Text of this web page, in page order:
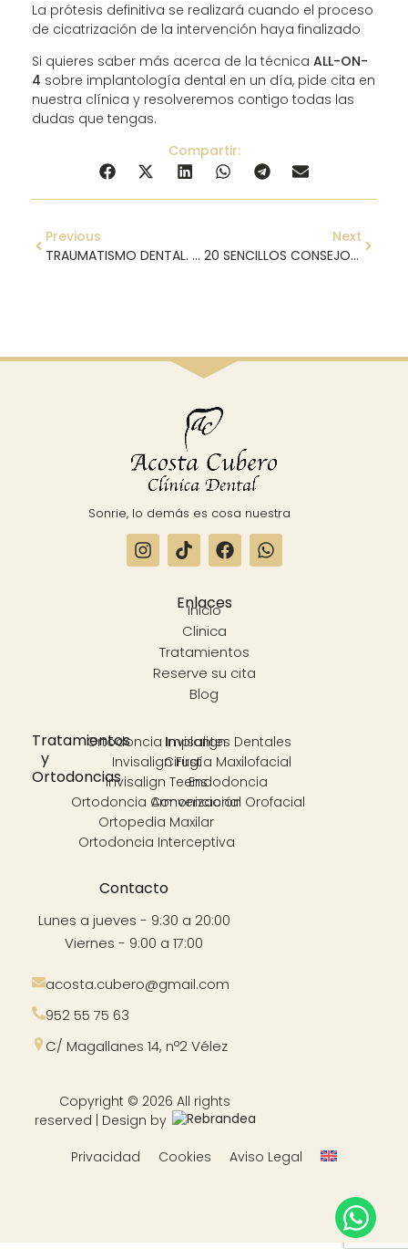
La prótesis definitiva se realizará cuando el proceso
de cicatrización de la intervención haya finalizado
Si quieres saber más acerca de la técnica ALL-ON-
4 sobre implantología dental en un día, pide cita en
nuestra clínica y resolveremos contigo todas las
dudas que tengas.
Compartir:
Previous
TRAUMATISMO DENTAL. CÓMO ACTUAR
Next
20 SENCILLOS CONSEJOS PARA MEJORAR TU SALUD DENTAL EN VERANO
Sonrie, lo demás es cosa nuestra
Enlaces
Inicio
Clinica
Tratamientos
Reserve su cita
Blog
Tratamientos
y
Ortodoncias
Ortodoncia Invisalign
Invisalign First
Invisalign Teens
Ortodoncia Convencional
Ortopedia Maxilar
Ortodoncia Interceptiva
Implantes Dentales
Cirugía Maxilofacial
Endodoncia
Armonización Orofacial
Contacto
Lunes a jueves - 9:30 a 20:00
Viernes - 9:00 a 17:00
acosta.cubero@gmail.com
952 55 75 63
C/ Magallanes 14, nº2 Vélez
Copyright © 2026 All rights
reserved | Design by
Privacidad
Cookies Aviso Legal